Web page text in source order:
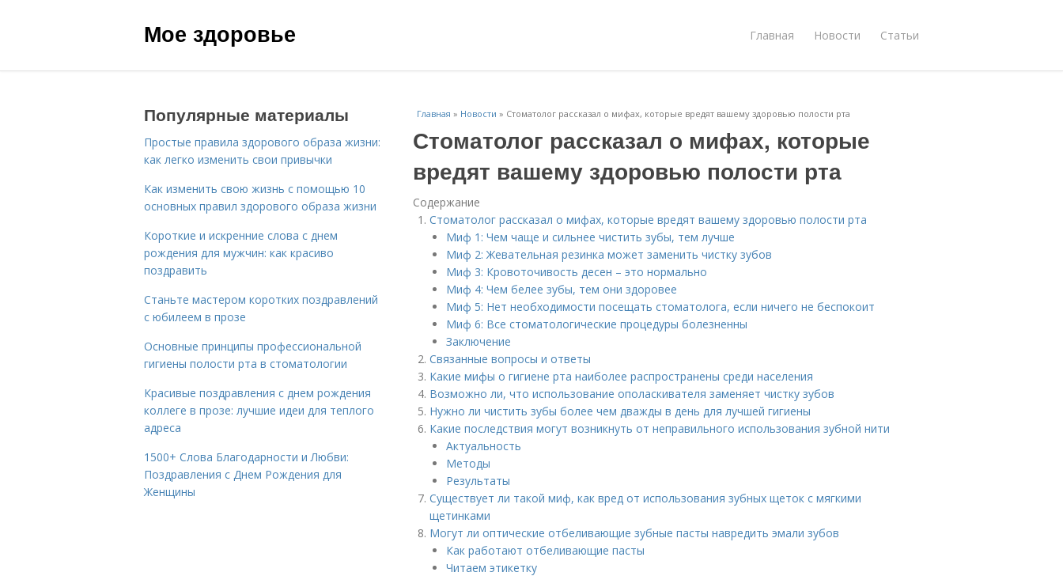
Мое здоровье Главная Новости Статьи
Главная » Новости » Стоматолог рассказал о мифах, которые вредят вашему здоровью полости рта
Стоматолог рассказал о мифах, которые
вредят вашему здоровью полости рта
Содержание
Стоматолог рассказал о мифах, которые вредят вашему здоровью полости рта
Миф 1: Чем чаще и сильнее чистить зубы, тем лучше
Миф 2: Жевательная резинка может заменить чистку зубов
Миф 3: Кровоточивость десен – это нормально
Миф 4: Чем белее зубы, тем они здоровее
Миф 5: Нет необходимости посещать стоматолога, если ничего не беспокоит
Миф 6: Все стоматологические процедуры болезненны
Заключение
Связанные вопросы и ответы
Какие мифы о гигиене рта наиболее распространены среди населения
Возможно ли, что использование ополаскивателя заменяет чистку зубов
Нужно ли чистить зубы более чем дважды в день для лучшей гигиены
Какие последствия могут возникнуть от неправильного использования зубной нити
Актуальность
Методы
Результаты
Существует ли такой миф, как вред от использования зубных щеток с мягкими
щетинками
Могут ли оптические отбеливающие зубные пасты навредить эмали зубов
Как работают отбеливающие пасты
Читаем этикетку
Популярные материалы
Простые правила здорового образа жизни:
как легко изменить свои привычки
Как изменить свою жизнь с помощью 10
основных правил здорового образа жизни
Короткие и искренние слова с днем
рождения для мужчин: как красиво
поздравить
Станьте мастером коротких поздравлений
с юбилеем в прозе
Основные принципы профессиональной
гигиены полости рта в стоматологии
Красивые поздравления с днем рождения
коллеге в прозе: лучшие идеи для теплого
адреса
1500+ Слова Благодарности и Любви:
Поздравления с Днем Рождения для
Женщины